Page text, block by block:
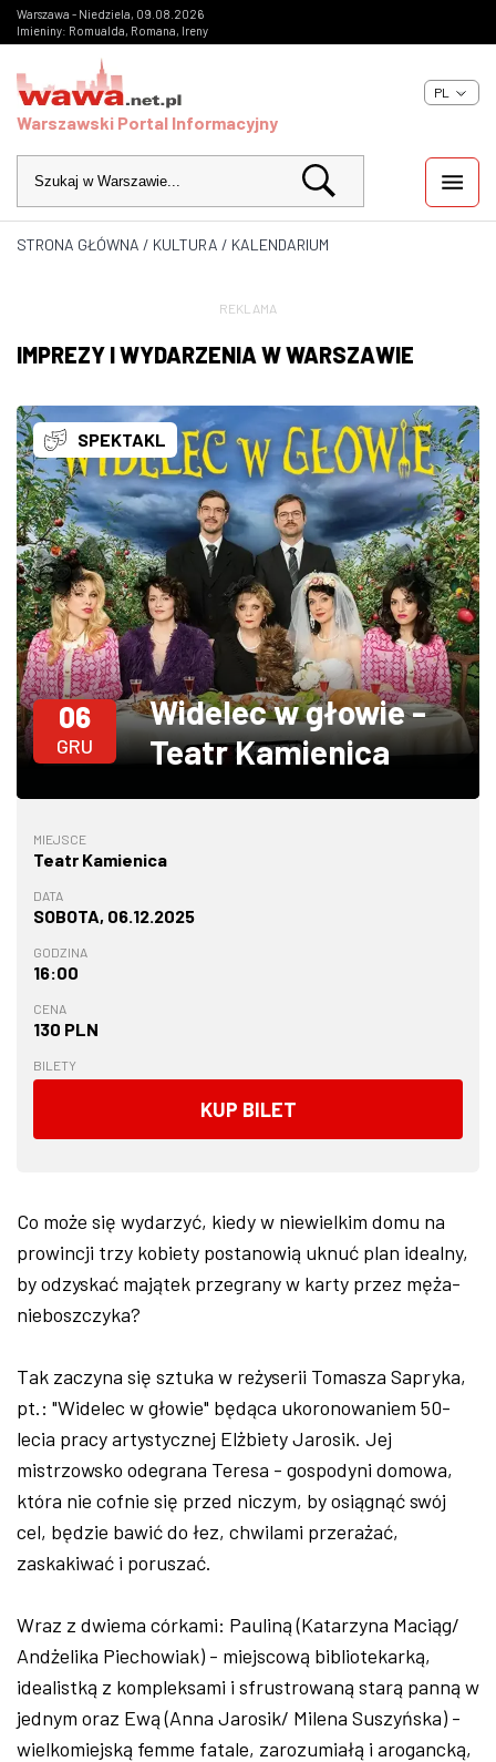
Warszawa - Niedziela, 09.08.2026
Imieniny: Romualda, Romana, Ireny
Warszawski Portal Informacyjny
PL
WIADOMOŚCI
IMPREZY
KULTURA
ZDJĘCIA
W WARSZAWIE
MARKETPLACE
STRONA GŁÓWNA / KULTURA / KALENDARIUM
REKLAMA
IMPREZY I WYDARZENIA W WARSZAWIE
SPEKTAKL
06
GRU
Widelec w głowie -
Teatr Kamienica
MIEJSCE
Teatr Kamienica
DATA
SOBOTA, 06.12.2025
GODZINA
16:00
CENA
130 PLN
BILETY
KUP BILET
Co może się wydarzyć, kiedy w niewielkim domu na
prowincji trzy kobiety postanowią uknuć plan idealny,
by odzyskać majątek przegrany w karty przez męża-
nieboszczyka?
Tak zaczyna się sztuka w reżyserii Tomasza Sapryka,
pt.: "Widelec w głowie" będąca ukoronowaniem 50-
lecia pracy artystycznej Elżbiety Jarosik. Jej
mistrzowsko odegrana Teresa - gospodyni domowa,
która nie cofnie się przed niczym, by osiągnąć swój
cel, będzie bawić do łez, chwilami przerażać,
zaskakiwać i poruszać.
Wraz z dwiema córkami: Pauliną (Katarzyna Maciąg/
Andżelika Piechowiak) - miejscową bibliotekarką,
idealistką z kompleksami i sfrustrowaną starą panną w
jednym oraz Ewą (Anna Jarosik/ Milena Suszyńska) -
wielkomiejską femme fatale, zarozumiałą i arogancką,